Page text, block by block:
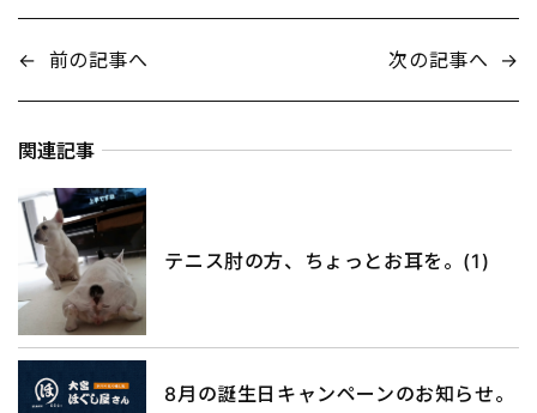
← 前の記事へ 次の記事へ →
関連記事
テニス肘の方、ちょっとお耳を。(1)
8月の誕生日キャンペーンのお知らせ。